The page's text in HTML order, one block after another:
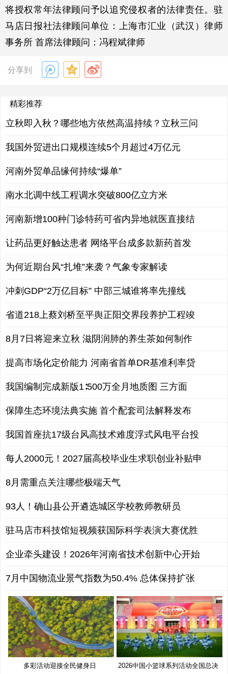
将授权常年法律顾问予以追究侵权者的法律责任。驻
马店日报社法律顾问单位：上海市汇业（武汉）律师
事务所 首席法律顾问：冯程斌律师
分享到
精彩推荐
立秋即入秋？哪些地方依然高温持续？立秋三问
我国外贸进出口规模连续5个月超过4万亿元
河南外贸单品缘何持续“爆单”
南水北调中线工程调水突破800亿立方米
河南新增100种门诊特药可省内异地就医直接结
让药品更好触达患者 网络平台成多款新药首发
为何近期台风“扎堆”来袭？气象专家解读
冲刺GDP“2万亿目标” 中部三城谁将率先撞线
省道218上蔡刘桥至平舆正阳交界段养护工程竣
8月7日将迎来立秋 滋阴润肺的养生茶如何制作
提高市场化定价能力 河南省首单DR基准利率贷
我国编制完成新版1∶500万全月地质图 三方面
保障生态环境法典实施 首个配套司法解释发布
我国首座抗17级台风高技术难度浮式风电平台投
每人2000元！2027届高校毕业生求职创业补贴申
8月需重点关注哪些极端天气
93人！确山县公开遴选城区学校教师教研员
驻马店市科技馆短视频获国际科学表演大赛优胜
企业牵头建设！2026年河南省技术创新中心开始
7月中国物流业景气指数为50.4% 总体保持扩张
多彩活动迎接全民健身日
2026中国小篮球系列活动全国总决